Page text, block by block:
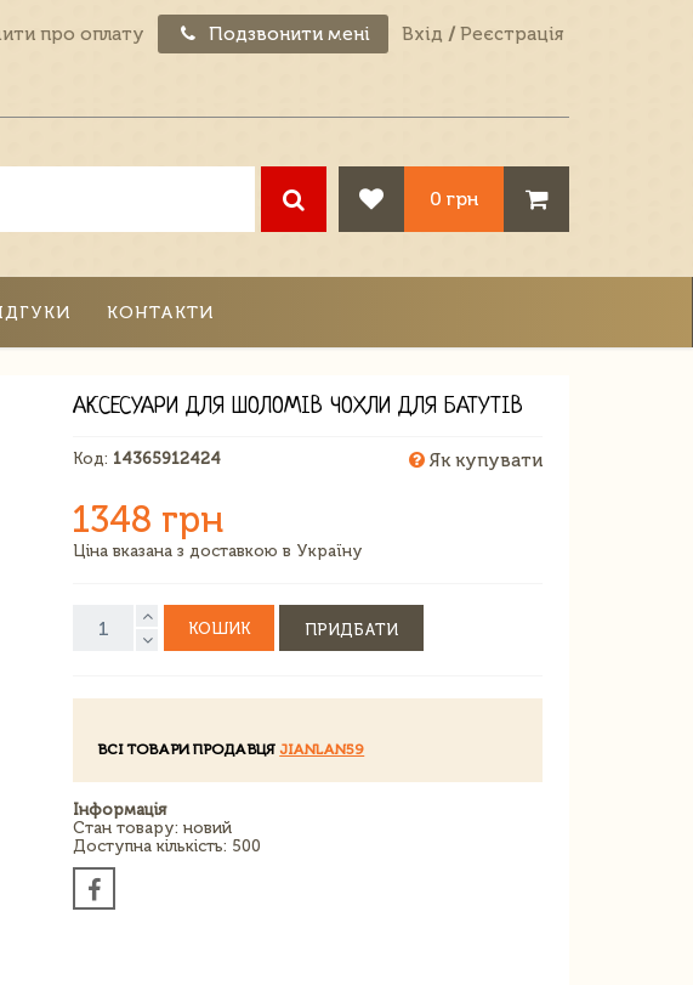
про оплату Подзвонити мені Вхід / Реєстрація
0 грн
КОНТАКТИ
АКСЕСУАРИ ДЛЯ ШОЛОМІВ ЧОХЛИ ДЛЯ БАТУТІВ
Код: 14365912424 Як купувати
1348 грн
Ціна вказана з доставкою в Україну
КОШИК ПРИДБАТИ
ВСІ ТОВАРИ ПРОДАВЦЯJIANLAN59
Інформація
Стан товару: новий
Доступна кількість: 500